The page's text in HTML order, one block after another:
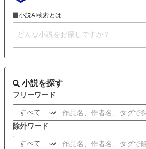
小説AI検索とは
小説を探す
フリーワード
除外ワード